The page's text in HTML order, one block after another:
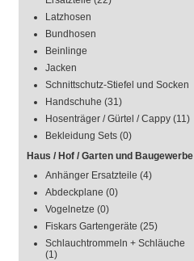
Latzhosen
Bundhosen
Beinlinge
Jacken
Schnittschutz-Stiefel und Socken
Handschuhe (31)
Hosenträger / Gürtel / Cappy (11)
Bekleidung Sets (0)
Haus / Hof / Garten und Baugewerbe
Anhänger Ersatzteile (4)
Abdeckplane (0)
Vogelnetze (0)
Fiskars Gartengeräte (25)
Schlauchtrommeln + Schläuche
(1)